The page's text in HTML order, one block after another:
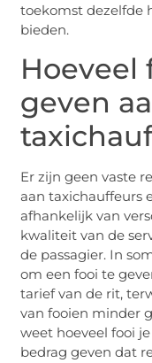
toekomst dezelfde
bieden.
Hoeveel
geven
Er zijn geen vaste
aan taxichauffeurs
afhankelijk van
kwaliteit van de
de passagier. In
om een fooi te
tarief van de rit,
van fooien minder
weet hoeveel fooi
bedrag geven dat